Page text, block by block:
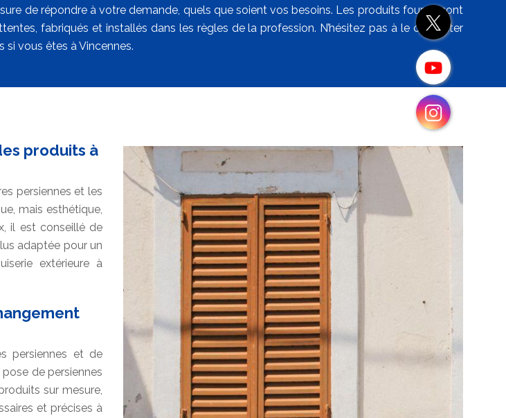
de répondre à votre demande, quels que soient vos besoins. Les produits fournis sont
fabriqués et installés dans les règles de la profession. N’hésitez pas à le contacter
si vous êtes à Vincennes.
produits à
persiennes et les
mais esthétique,
il est conseillé de
adaptée pour un
extérieure à
persiennes et de
de persiennes
sur mesure,
et précises à